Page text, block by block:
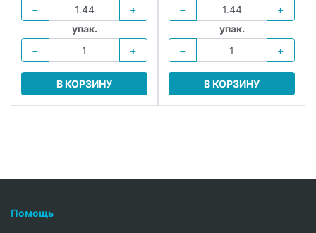
−
+
упак.
−
+
В КОРЗИНУ
−
+
упак.
−
+
В КОРЗИНУ
Помощь